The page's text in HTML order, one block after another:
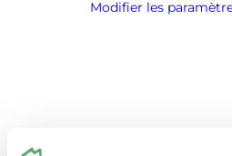
Modifier les